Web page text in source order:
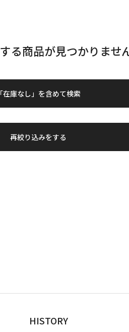
る商品が見つかりませ
「在庫なし」を含めて検索
再絞り込みをする
HISTORY